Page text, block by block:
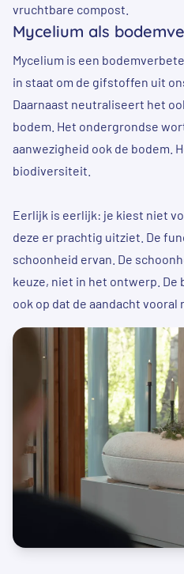
vruchtbare compost.
Mycelium als
Mycelium is een
in staat om de gifstoffen uit
Daarnaast neutraliseert het
bodem. Het ondergrondse
aanwezigheid ook de bodem.
biodiversiteit.
Eerlijk is eerlijk: je kiest niet
deze er prachtig uitziet. De
schoonheid ervan. De
keuze, niet in het ontwerp. De
ook op dat de aandacht vooral